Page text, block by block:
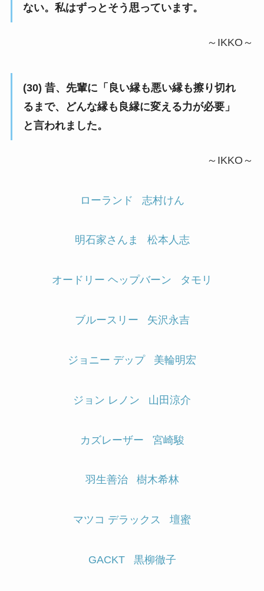
ない。私はずっとそう思っています。
～IKKO～
(30) 昔、先輩に「良い縁も悪い縁も擦り切れ
るまで、どんな縁も良縁に変える力が必要」
と言われました。
～IKKO～
ローランド 志村けん
明石家さんま 松本人志
オードリー ヘップバーン タモリ
ブルースリー 矢沢永吉
ジョニー デップ 美輪明宏
ジョン レノン 山田涼介
カズレーザー 宮崎駿
羽生善治 樹木希林
マツコ デラックス 壇蜜
GACKT 黒柳徹子